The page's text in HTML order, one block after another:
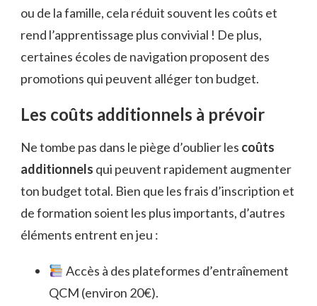
ou de la famille, cela réduit souvent les coûts et
rend l’apprentissage plus convivial ! De plus,
certaines écoles de navigation proposent des
promotions qui peuvent alléger ton budget.
Les coûts additionnels à prévoir
Ne tombe pas dans le piège d’oublier les coûts
additionnels qui peuvent rapidement augmenter
ton budget total. Bien que les frais d’inscription et
de formation soient les plus importants, d’autres
éléments entrent en jeu :
Accès à des plateformes d’entraînement
QCM (environ 20€).